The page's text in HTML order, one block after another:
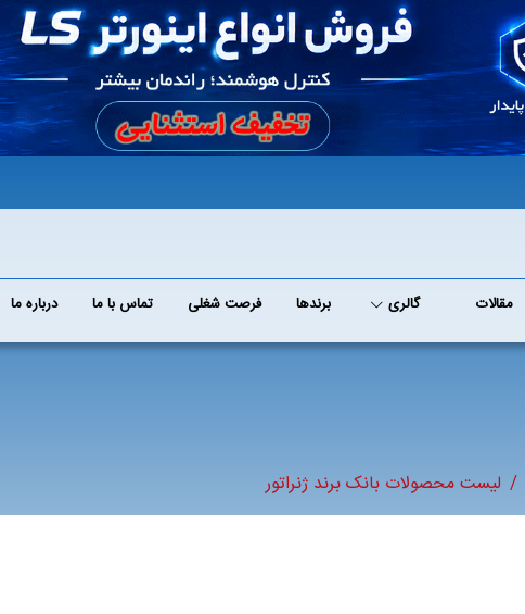
مقالات گالری برند‌ها فرصت شغلی تماس با ما درباره ما
لیست محصولات بانک برند ژنراتور